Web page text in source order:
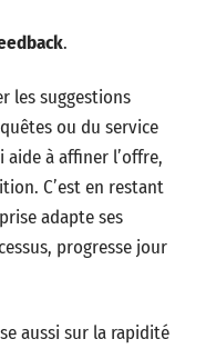
.
les suggestions
ou du service
à affiner l’offre,
C’est en restant
adapte ses
progresse jour
aussi sur la rapidité